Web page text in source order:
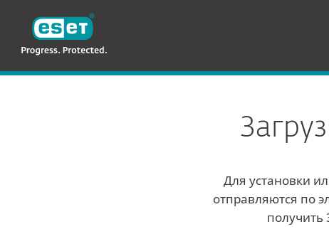
Для установки
отправляются по
получить
TM-RUДля бизнеса
ESET